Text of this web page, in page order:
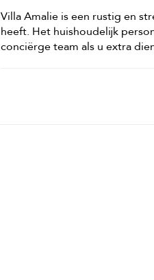
Villa Amalie is een rustig en
heeft. Het huishoudelijk
conciërge team als u extra